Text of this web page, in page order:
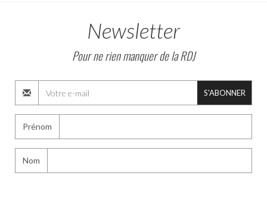
Newsletter
Pour ne rien manquer de la RDJ
S'ABONNER
Prénom
Nom